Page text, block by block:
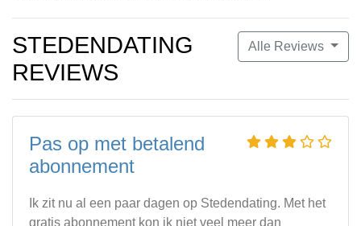
Alle Reviews
STEDENDATING
REVIEWS
Pas op met betalend
abonnement
Ik zit nu al een paar dagen op Stedendating. Met het
gratis abonnement kon ik niet veel meer dan